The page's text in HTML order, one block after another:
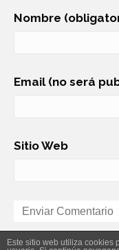
Nombre
Email (no será
Sitio Web
Este sitio web utiliza cookies